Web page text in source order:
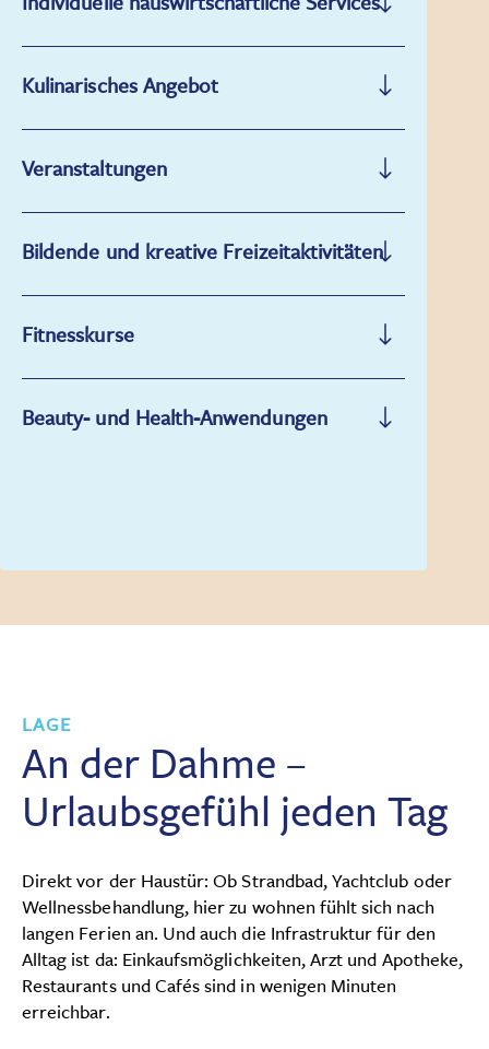
Kulinarisches Angebot
Veranstaltungen
Bildende und kreative Freizeitaktivitäten
Fitnesskurse
Beauty- und Health-Anwendungen
LAGE
An der Dahme –
Urlaubsgefühl jeden Tag
Direkt vor der Haustür: Ob Strandbad, Yachtclub oder
Wellnessbehandlung, hier zu wohnen fühlt sich nach
langen Ferien an. Und auch die Infrastruktur für den
Alltag ist da: Einkaufsmöglichkeiten, Arzt und Apotheke,
Restaurants und Cafés sind in wenigen Minuten
erreichbar.